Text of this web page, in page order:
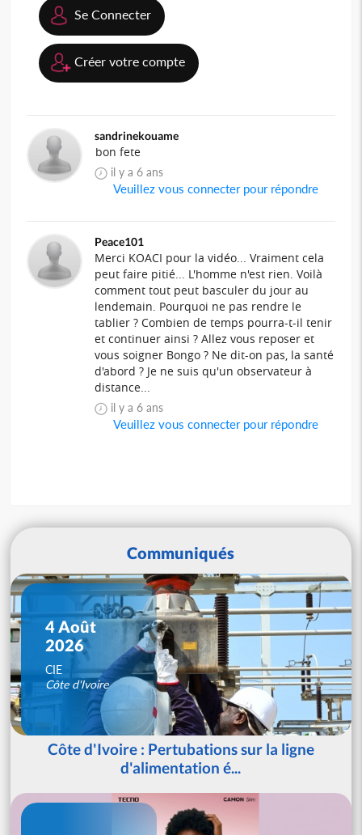
Se Connecter
Créer votre compte
sandrinekouame
bon fete
il y a 6 ans
Veuillez vous connecter pour répondre
Peace101
Merci KOACI pour la vidéo... Vraiment cela
peut faire pitié... L'homme n'est rien. Voilà
comment tout peut basculer du jour au
lendemain. Pourquoi ne pas rendre le
tablier ? Combien de temps pourra-t-il tenir
et continuer ainsi ? Allez vous reposer et
vous soigner Bongo ? Ne dit-on pas, la santé
d'abord ? Je ne suis qu'un observateur à
distance...
il y a 6 ans
Veuillez vous connecter pour répondre
Communiqués
4 Août
2026
CIE
Côte d'Ivoire
Côte d'Ivoire : Pertubations sur la ligne
d'alimentation é...